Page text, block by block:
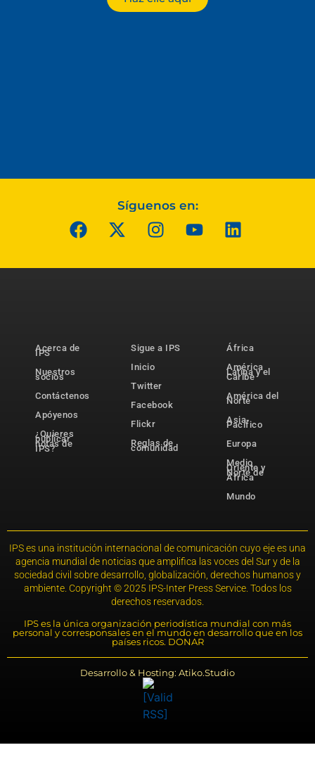
Síguenos en:
Acerca de
IPS
Nuestros
socios
Contáctenos
Apóyenos
¿Quieres
publicar
notas de
IPS?
Sigue a IPS
Inicio
Twitter
Facebook
Flickr
Reglas de
comunidad
África
América
Latina y el
Caribe
América del
Norte
Asia-
Pacífico
Europa
Medio
Oriente y
Norte de
África
Mundo
IPS es una institución internacional de comunicación cuyo eje es una
agencia mundial de noticias que amplifica las voces del Sur y de la
sociedad civil sobre desarrollo, globalización, derechos humanos y
ambiente. Copyright © 2025 IPS-Inter Press Service. Todos los
derechos reservados.
IPS es la única organización periodística mundial con más
personal y corresponsales en el mundo en desarrollo que en los
países ricos. DONAR
Desarrollo & Hosting: Atiko.Studio